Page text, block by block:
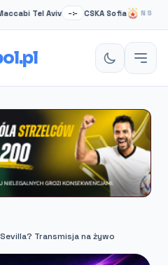
Tel Aviv –:– CSKA Sofia NS
Transmisja na żywo